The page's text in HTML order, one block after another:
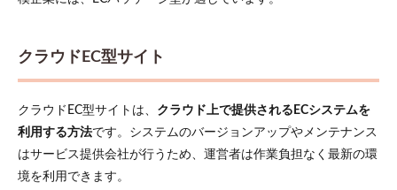
クラウドEC型サイト
クラウドEC型サイトは、 クラウド上で提供されるECシステムを
利用する方法です。システムのバージョンアップやメンテナンス
はサービス提供会社が行うため、運営者は作業負担なく最新の環
境を利用できます。